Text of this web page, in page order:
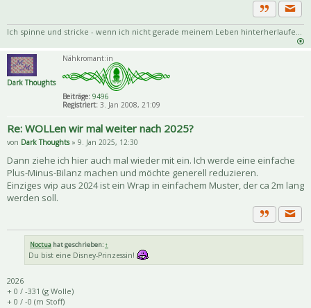
Zitat
Ich spinne und stricke - wenn ich nicht gerade meinem Leben hinterherlaufe...
Dark Thoughts
Nähkromant:in
Beiträge: 9496
Registriert: 3. Jan 2008, 21:09
Re: WOLLen wir mal weiter nach 2025?
von Dark Thoughts» 9. Jan 2025, 12:30
Dann ziehe ich hier auch mal wieder mit ein. Ich werde eine einfache
Plus-Minus-Bilanz machen und möchte generell reduzieren.
Einziges wip aus 2024 ist ein Wrap in einfachem Muster, der ca 2m lang
werden soll.
Zitat
Noctua hat geschrieben: ↑
Du bist eine Disney-Prinzessin!
2026
+ 0 / -331 (g Wolle)
+ 0 / -0 (m Stoff)